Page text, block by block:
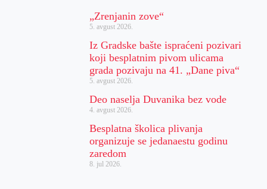
„Zrenjanin zove“
5. avgust 2026.
Iz Gradske bašte ispraćeni pozivari
koji besplatnim pivom ulicama
grada pozivaju na 41. „Dane piva“
5. avgust 2026.
Deo naselja Duvanika bez vode
4. avgust 2026.
Besplatna školica plivanja
organizuje se jedanaestu godinu
zaredom
8. jul 2026.